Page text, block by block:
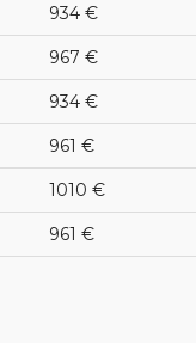
934 €
967 €
934 €
961 €
1010 €
961 €